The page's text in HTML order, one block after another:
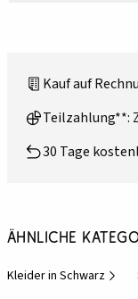
Kauf auf
Teilzahlung**:
30 Tage
Ähnliche
Kleider in Schwarz